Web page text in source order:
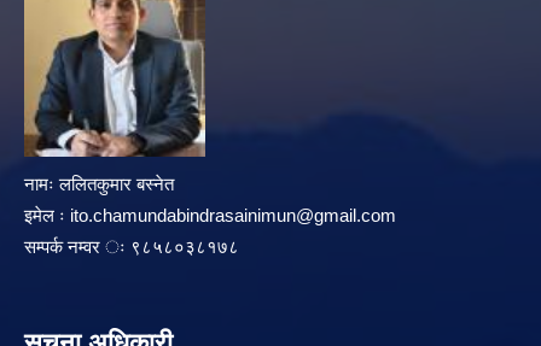
नामः ललितकुमार बस्नेत
इमेल ः ito.chamundabindrasainimun@gmail.com
सम्पर्क नम्वर ः ९८५८०३८१७८